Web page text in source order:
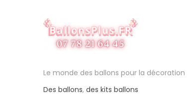
Le monde des ballons pour la décoration
Des ballons, des kits ballons